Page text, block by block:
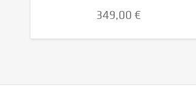
349,00 €